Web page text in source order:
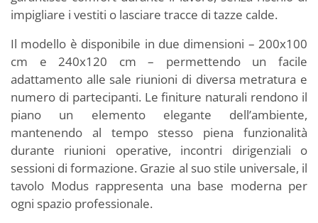
impigliare i vestiti o lasciare tracce di tazze calde.
Il modello è disponibile in due dimensioni – 200x100
cm e 240x120 cm – permettendo un facile
adattamento alle sale riunioni di diversa metratura e
numero di partecipanti. Le finiture naturali rendono il
piano un elemento elegante dell’ambiente,
mantenendo al tempo stesso piena funzionalità
durante riunioni operative, incontri dirigenziali o
sessioni di formazione. Grazie al suo stile universale, il
tavolo Modus rappresenta una base moderna per
ogni spazio professionale.